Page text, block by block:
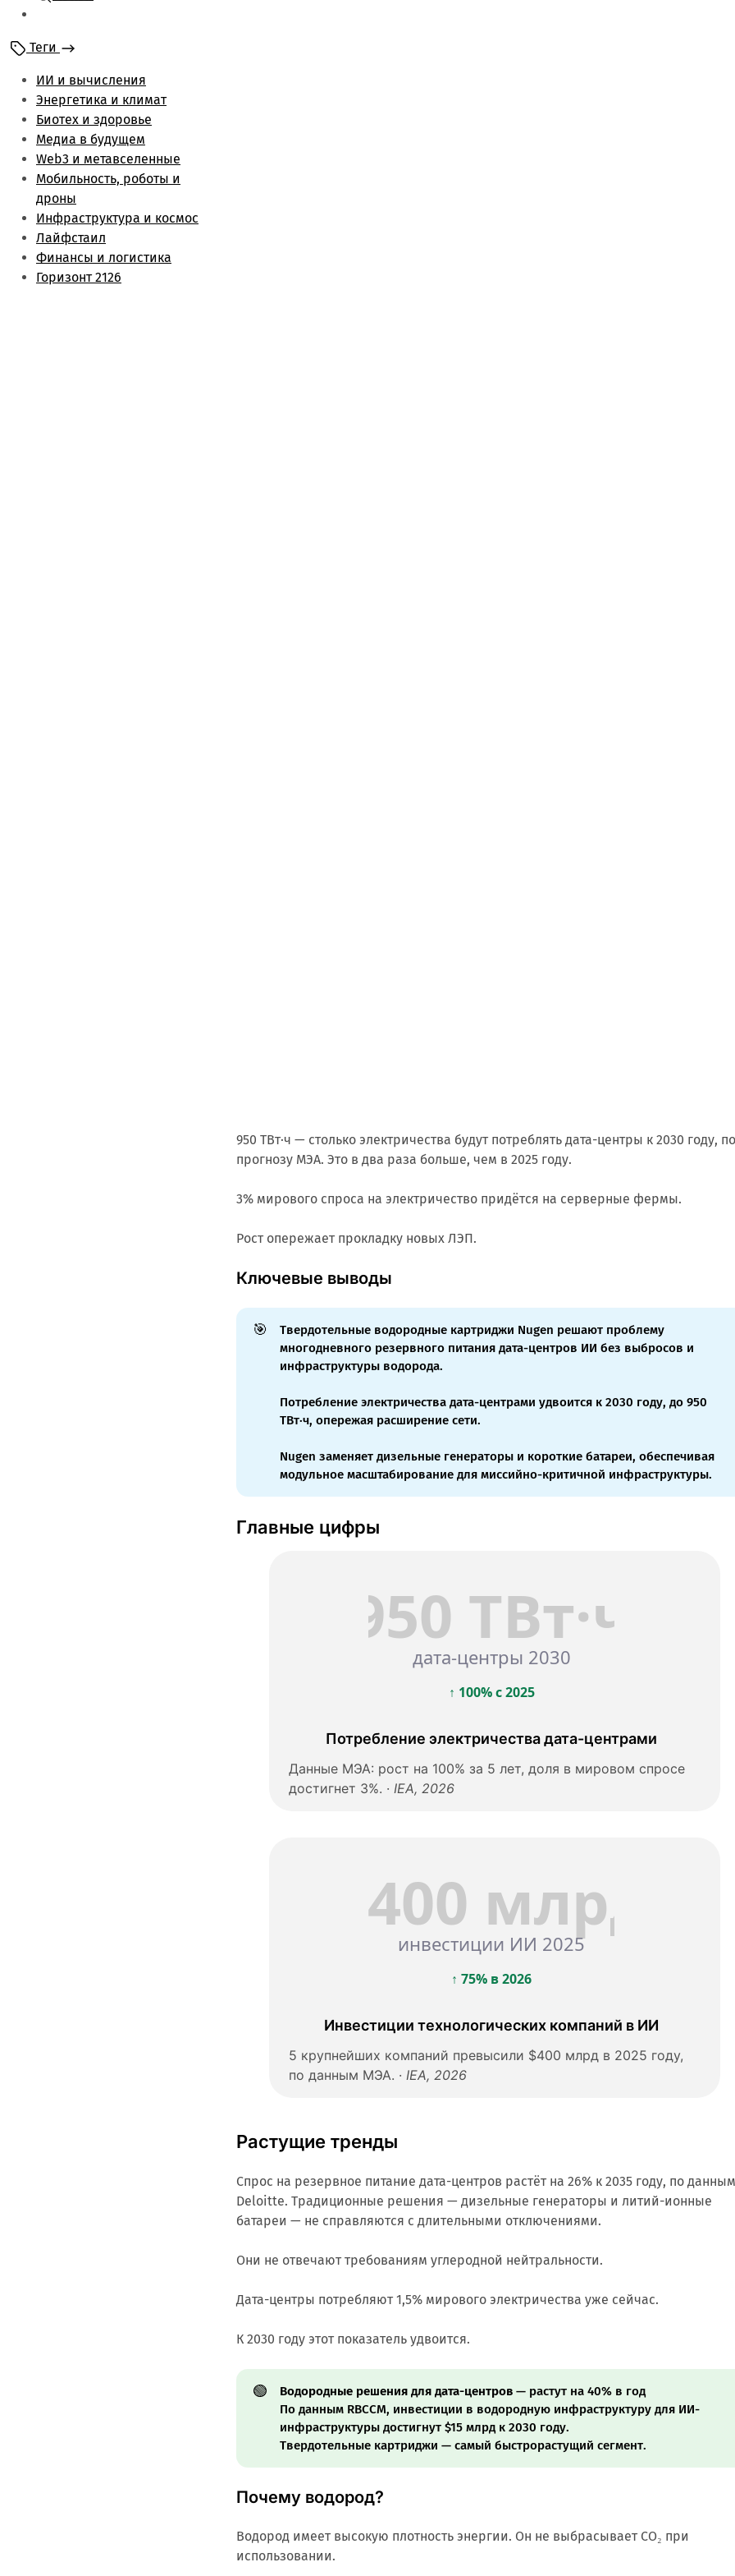
Энергетика и климат
Лайфстаил
Биотех и здоровье
Финансы и логистика
Метаверс и web3
Инфраструктура и
космос
Будущее медиа
Обзоры
Теги
ИИ и вычисления
Энергетика и климат
Биотех и здоровье
Медиа в будущем
Web3 и метавселенные
Мобильность, роботы и
дроны
Инфраструктура и космос
Лайфстаил
Финансы и логистика
Горизонт 2126
950 ТВт·ч — столько электричества будут потреблять дата-центры к 2030 году, по
прогнозу МЭА. Это в два раза больше, чем в 2025 году.
3% мирового спроса на электричество придётся на серверные фермы.
Рост опережает прокладку новых ЛЭП.
Ключевые выводы
🎯
Твердотельные водородные картриджи Nugen решают проблему
многодневного резервного питания дата-центров ИИ без выбросов и
инфраструктуры водорода.
Потребление электричества дата-центрами удвоится к 2030 году, до 950
ТВт·ч, опережая расширение сети.
Nugen заменяет дизельные генераторы и короткие батареи, обеспечивая
модульное масштабирование для миссийно-критичной инфраструктуры.
Главные цифры
950 ТВт·ч
дата-центры 2030
↑ 100% с 2025
Потребление электричества дата-центрами
Данные МЭА: рост на 100% за 5 лет, доля в мировом спросе
достигнет 3%. ·IEA, 2026
$400 млрд
инвестиции ИИ 2025
↑ 75% в 2026
Инвестиции технологических компаний в ИИ
5 крупнейших компаний превысили $400 млрд в 2025 году,
по данным МЭА. ·IEA, 2026
Растущие тренды
Спрос на резервное питание дата-центров растёт на 26% к 2035 году, по данным
Deloitte. Традиционные решения — дизельные генераторы и литий-ионные
батареи — не справляются с длительными отключениями.
Они не отвечают требованиям углеродной нейтральности.
Дата-центры потребляют 1,5% мирового электричества уже сейчас.
К 2030 году этот показатель удвоится.
🟢 Водородные решения для дата-центров — растут на 40% в год
По данным RBCСM, инвестиции в водородную инфраструктуру для ИИ-
инфраструктуры достигнут $15 млрд к 2030 году.
Твердотельные картриджи — самый быстрорастущий сегмент.
Почему водород?
Водород имеет высокую плотность энергии. Он не выбрасывает CO₂ при
использовании.